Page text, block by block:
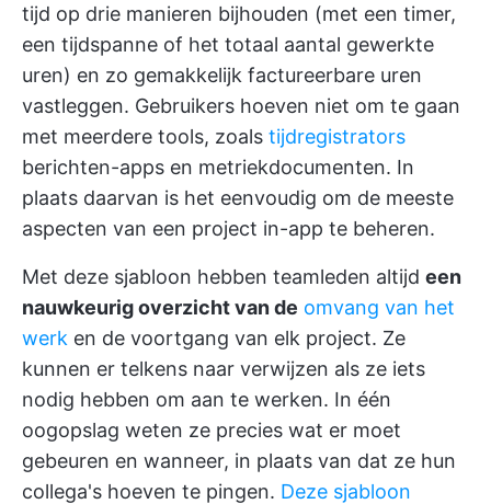
tijd op drie manieren bijhouden (met een timer,
een tijdspanne of het totaal aantal gewerkte
uren) en zo gemakkelijk factureerbare uren
vastleggen. Gebruikers hoeven niet om te gaan
met meerdere tools, zoals tijdregistrators
berichten-apps en metriekdocumenten. In
plaats daarvan is het eenvoudig om de meeste
aspecten van een project in-app te beheren.
Met deze sjabloon hebben teamleden altijd een
nauwkeurig overzicht van de omvang van het
werk en de voortgang van elk project. Ze
kunnen er telkens naar verwijzen als ze iets
nodig hebben om aan te werken. In één
oogopslag weten ze precies wat er moet
gebeuren en wanneer, in plaats van dat ze hun
collega's hoeven te pingen. Deze sjabloon